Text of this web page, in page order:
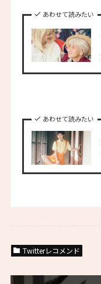
あわせて読みたい
あわせて読みたい
Twitterレコメンド